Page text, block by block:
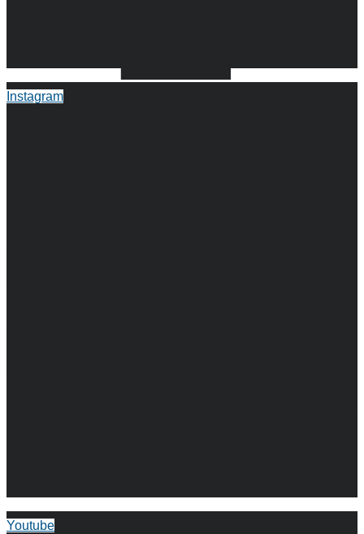
Instagram
Youtube